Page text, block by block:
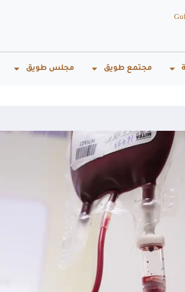
مجتمع طويق مجلس طويق